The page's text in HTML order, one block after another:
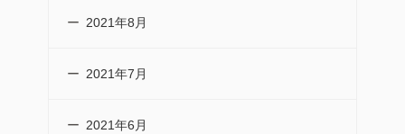
2021年8月
2021年7月
2021年6月